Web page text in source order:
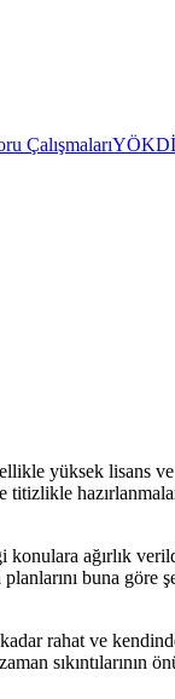
Çalışmaları
yüksek lisans
titizlikle
ağırlık
buna
rahat ve
sıkıntılarının